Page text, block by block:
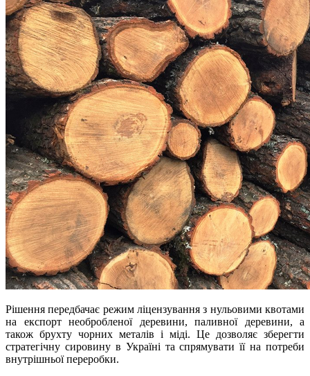
Рішення передбачає режим ліцензування з нульовими квотами
на експорт необробленої деревини, паливної деревини, а
також брухту чорних металів і міді. Це дозволяє зберегти
стратегічну сировину в Україні та спрямувати її на потреби
внутрішньої переробки.